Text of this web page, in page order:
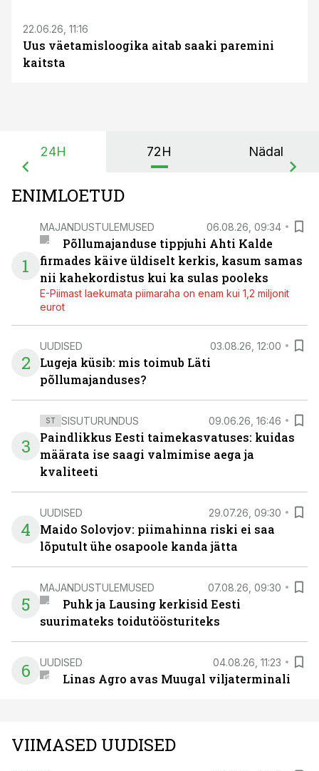
22.06.26, 11:16
Uus väetamisloogika aitab saaki paremini
kaitsta
24H 72H Nädal
ENIMLOETUD
1
MAJANDUSTULEMUSED 06.08.26, 09:34
Põllumajanduse tippjuhi Ahti Kalde
firmades käive üldiselt kerkis, kasum samas
nii kahekordistus kui ka sulas pooleks
E-Piimast laekumata piimaraha on enam kui 1,2 miljonit
eurot
2
UUDISED 03.08.26, 12:00
Lugeja küsib: mis toimub Läti
põllumajanduses?
3
ST SISUTURUNDUS 09.06.26, 16:46
Paindlikkus Eesti taimekasvatuses: kuidas
määrata ise saagi valmimise aega ja
kvaliteeti
4
UUDISED 29.07.26, 09:30
Maido Solovjov: piimahinna riski ei saa
lõputult ühe osapoole kanda jätta
5
MAJANDUSTULEMUSED 07.08.26, 09:30
Puhk ja Lausing kerkisid Eesti
suurimateks toidutöösturiteks
6 UUDISED 04.08.26, 11:23
Linas Agro avas Muugal viljaterminali
VIIMASED UUDISED